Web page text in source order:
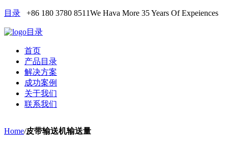
目录 +86 180 3780 8511We Hava More 35 Years Of Expeiences
目录
首页
产品目录
解决方案
成功案例
关于我们
联系我们
Home/皮带输送机输送量